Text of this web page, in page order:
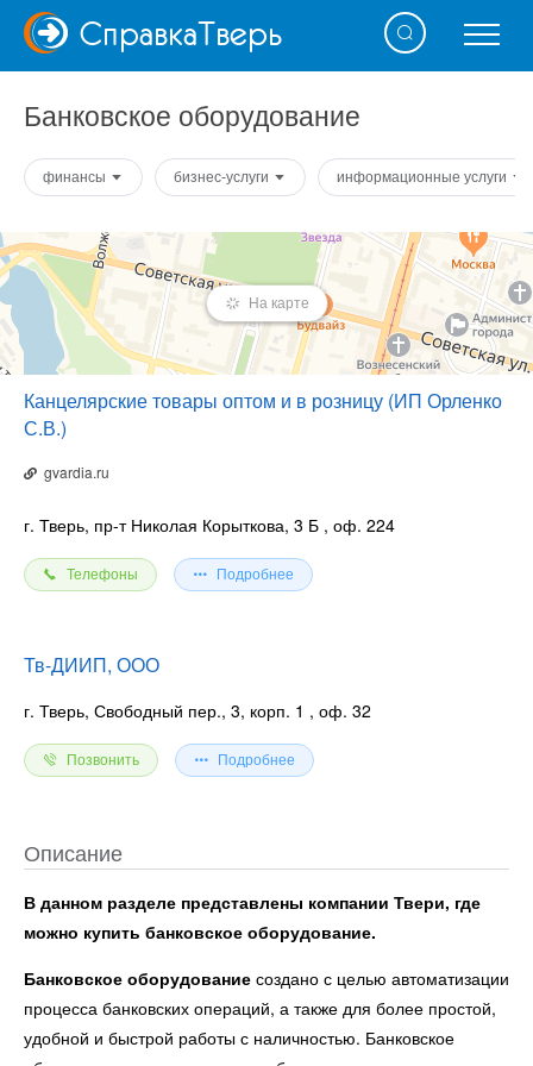
СправкаТверь
Банковское оборудование
финансы бизнес-услуги информационные услуги
На карте
Канцелярские товары оптом и в розницу (ИП Орленко
С.В.)
gvardia.ru
г. Тверь, пр-т Николая Корыткова, 3 Б , оф. 224
Телефоны Подробнее
Тв-ДИИП, ООО
г. Тверь, Свободный пер., 3, корп. 1 , оф. 32
Позвонить Подробнее
Описание
В данном разделе представлены компании Твери, где
можно купить банковское оборудование.
Банковское оборудование создано с целью автоматизации
процесса банковских операций, а также для более простой,
удобной и быстрой работы с наличностью. Банковское